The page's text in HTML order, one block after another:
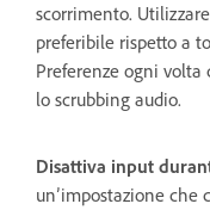
scorrimento.
preferibile rispetto a
Preferenze ogni volta
lo scrubbing audio.
Disattiva input
un’impostazione